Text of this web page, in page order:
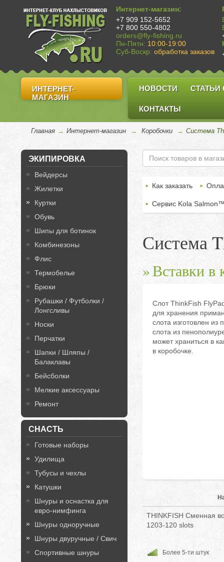
Интернет-магазин:
+7 909 152-5652
+7 800 550-4802
orders@fly-fishing.ru
Пн-Пятн: 10:00-19:00
Суб-Воскр: обработка заказов
ИНТЕРНЕТ-
МАГАЗИН
НОВОСТИ СТАТЬИ
КОНТАКТЫ
Главная → Интернет-магазин → Коробочки → Система
ЭКИПИРОВКА
Вейдерсы
Жилетки
Куртки
Обувь
Шипы для ботинок
Комбинезоны
Флис
Термобелье
Брюки
Рубашки / Футболки /
Лонгсливы
Носки
Перчатки
Шапки / Шляпы /
Балаклавы
Бейсболки
Мелкие аксессуары
Ремонт
СНАСТЬ
Готовые наборы
Удилища
Тубусы и чехлы
Катушки
Шнуры и оснастка для
евро-нимфинга
Шнуры одноручные
Шнуры двуручные / Свич
Спортивные шнуры
Как заказать
Сервис Kola
Система
Вставки в
Слот ThinkFish
для хранения
слота изготовлен из
слота из
может храниться в
в коробочке.
THINKFISH Cменная
1203-120 slots
Более 5-ти штук